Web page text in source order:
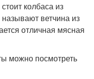
колбаса из
ветчина из
отличная мясная
можно посмотреть